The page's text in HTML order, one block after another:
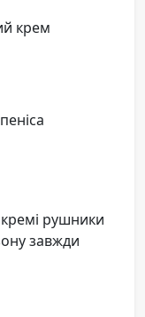
крем
рушники
завжди